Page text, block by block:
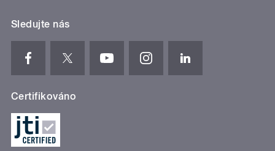
Sledujte nás
Certifikováno